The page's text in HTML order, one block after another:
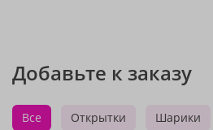
Добавьте к заказу
Все Открытки Шарики